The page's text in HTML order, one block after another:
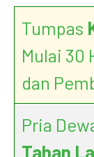
Tumpas
Mulai 30
dan
Pria
Tahan